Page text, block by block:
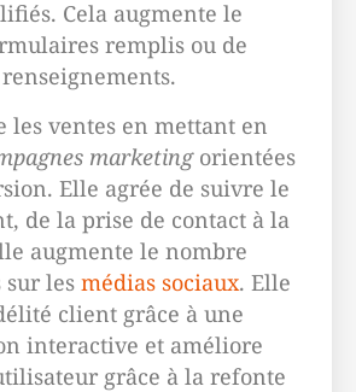
Cela augmente le
remplis ou de
les ventes en mettant en
marketingorientées
Elle agrée de suivre le
de la prise de contact à la
augmente le nombre
sur les médias sociaux. Elle
client grâce à une
interactive et améliore
grâce à la refonte